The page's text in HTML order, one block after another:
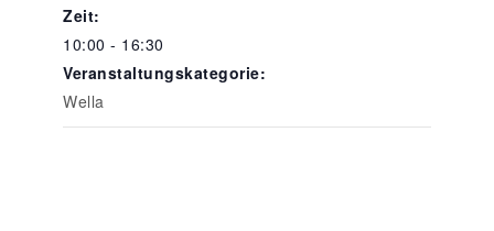
Zeit:
10:00 - 16:30
Veranstaltungskategorie:
Wella